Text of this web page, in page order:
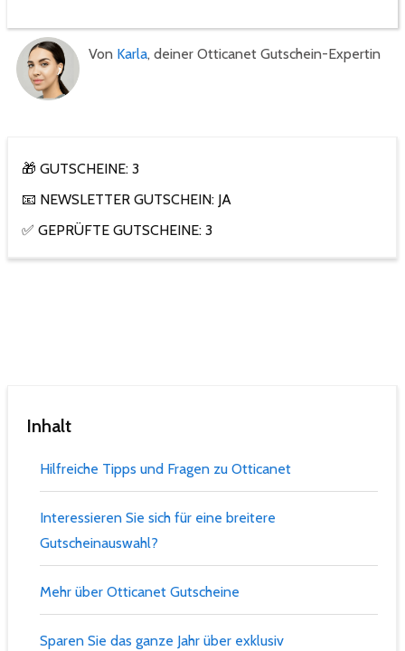
Von Karla, deiner Otticanet Gutschein-Expertin
🎁 GUTSCHEINE: 3
📧 NEWSLETTER GUTSCHEIN: JA
✅ GEPRÜFTE GUTSCHEINE: 3
Inhalt
Hilfreiche Tipps und Fragen zu Otticanet
Interessieren Sie sich für eine breitere
Gutscheinauswahl?
Mehr über Otticanet Gutscheine
Sparen Sie das ganze Jahr über exklusiv